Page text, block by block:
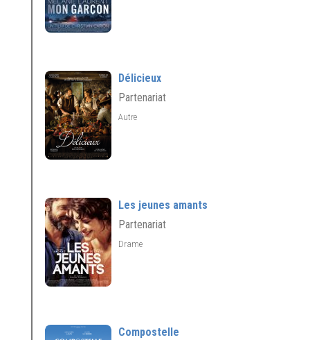
Délicieux
Partenariat
Autre
Les jeunes amants
Partenariat
Drame
Compostelle